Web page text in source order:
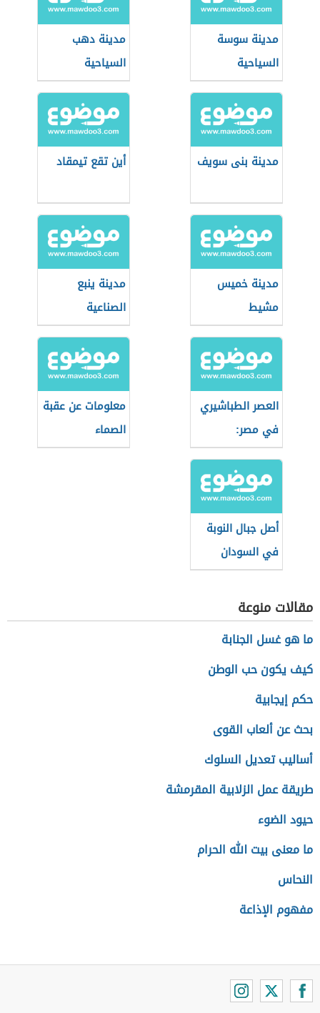
مدينة سوسة
السياحية
مدينة دهب
السياحية
مدينة بنى سويف أين تقع تيمقاد
مدينة خميس
مشيط
مدينة ينبع
الصناعية
العصر الطباشيري
في مصر:
الجيولوجيا
والأحداث
معلومات عن عقبة
الصماء
أصل جبال النوبة
في السودان
مقالات منوعة
ما هو غسل الجنابة
كيف يكون حب الوطن
حكم إيجابية
بحث عن ألعاب القوى
أساليب تعديل السلوك
طريقة عمل الزلابية المقرمشة
حيود الضوء
ما معنى بيت الله الحرام
النحاس
مفهوم الإذاعة